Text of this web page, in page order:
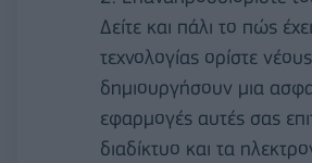
Δείτε και πάλι το πώς
τεχνολογίας ορίστε
δημιουργήσουν μια
εφαρμογές αυτές σας
διαδίκτυο και τα